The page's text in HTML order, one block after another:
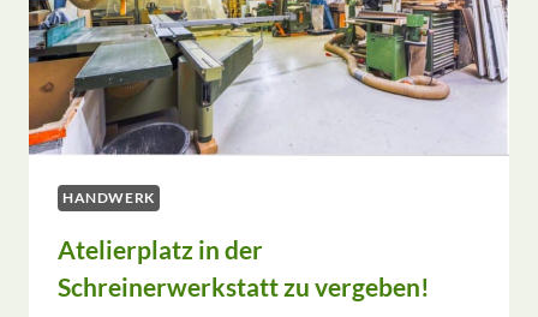
HANDWERK
Atelierplatz in der
Schreinerwerkstatt zu vergeben!